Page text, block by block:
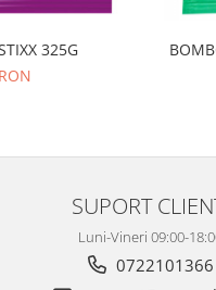
325G
SUPORT
Luni-Vineri 09:00-
0722101366